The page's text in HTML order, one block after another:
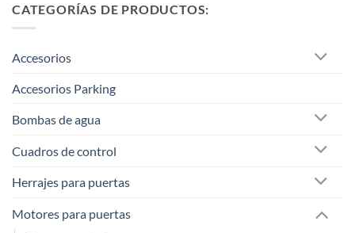
CATEGORÍAS DE PRODUCTOS:
Accesorios
Accesorios Parking
Bombas de agua
Cuadros de control
Herrajes para puertas
Motores para puertas